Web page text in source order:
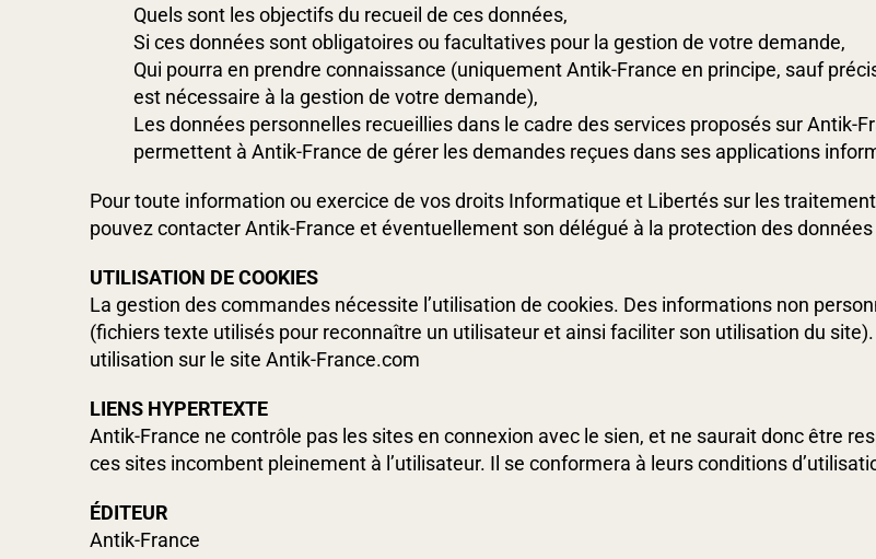
Quels sont les objectifs du recueil de ces données,
Si ces données sont obligatoires ou facultatives pour la gestion de votre demande,
Qui pourra en prendre connaissance (uniquement Antik-France en principe, sauf
est nécessaire à la gestion de votre demande),
Les données personnelles recueillies dans le cadre des services proposés sur
permettent à Antik-France de gérer les demandes reçues dans ses applications
Pour toute information ou exercice de vos droits Informatique et Libertés sur les
pouvez contacter Antik-France et éventuellement son délégué à la protection des données
UTILISATION DE COOKIES
La gestion des commandes nécessite l’utilisation de cookies. Des informations non
(fichiers texte utilisés pour reconnaître un utilisateur et ainsi faciliter son utilisation du
utilisation sur le site Antik-France.com
LIENS HYPERTEXTE
Antik-France ne contrôle pas les sites en connexion avec le sien, et ne saurait donc être
ces sites incombent pleinement à l’utilisateur. Il se conformera à leurs conditions
ÉDITEUR
Antik-France